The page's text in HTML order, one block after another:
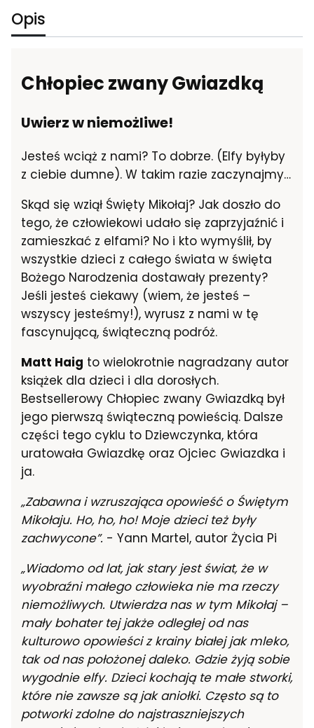
Opis
Chłopiec zwany Gwiazdką
Uwierz w niemożliwe!
Jesteś wciąż z nami? To dobrze. (Elfy byłyby
z ciebie dumne). W takim razie zaczynajmy…
Skąd się wziął Święty Mikołaj? Jak doszło do
tego, że człowiekowi udało się zaprzyjaźnić i
zamieszkać z elfami? No i kto wymyślił, by
wszystkie dzieci z całego świata w święta
Bożego Narodzenia dostawały prezenty?
Jeśli jesteś ciekawy (wiem, że jesteś –
wszyscy jesteśmy!), wyrusz z nami w tę
fascynującą, świąteczną podróż.
Matt Haig to wielokrotnie nagradzany autor
książek dla dzieci i dla dorosłych.
Bestsellerowy Chłopiec zwany Gwiazdką był
jego pierwszą świąteczną powieścią. Dalsze
części tego cyklu to Dziewczynka, która
uratowała Gwiazdkę oraz Ojciec Gwiazdka i
ja.
„Zabawna i wzruszająca opowieść o Świętym
Mikołaju. Ho, ho, ho! Moje dzieci też były
zachwycone”. - Yann Martel, autor Życia Pi
„Wiadomo od lat, jak stary jest świat, że w
wyobraźni małego człowieka nie ma rzeczy
niemożliwych. Utwierdza nas w tym Mikołaj –
mały bohater tej jakże odległej od nas
kulturowo opowieści z krainy białej jak mleko,
tak od nas położonej daleko. Gdzie żyją sobie
wygodnie elfy. Dzieci kochają te małe stworki,
które nie zawsze są jak aniołki. Często są to
potworki zdolne do najstraszniejszych